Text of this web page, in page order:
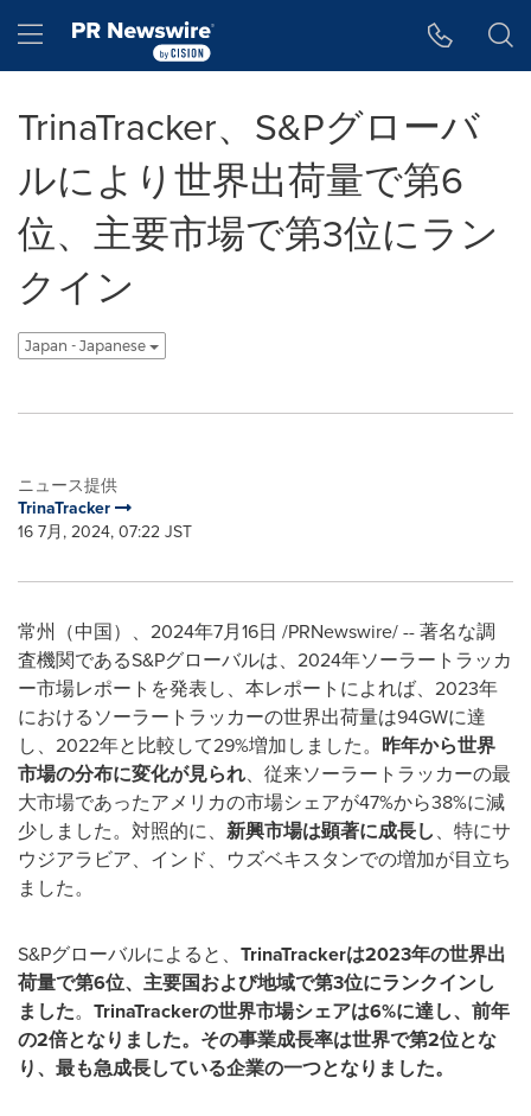
Hamburger menu
TrinaTracker、S&Pグローバ
ルにより世界出荷量で第6
位、主要市場で第3位にラン
クイン
Japan - Japanese
ニュース提供
TrinaTracker
16 7月, 2024, 07:22 JST
常州（中国）、 2024年7月16日 /PRNewswire/ --著名な調
査機関であるS&Pグローバルは、 2024年ソーラートラッカ
ー市場レポートを発表し、本レポートによれば、 2023年
におけるソーラートラッカーの世界出荷量は94GWに達
し、 2022年と比較して29%増加しました。 昨年から世界
市場の分布に変化が見られ、従来ソーラートラッカーの最
大市場であったアメリカの市場シェアが47%から38%に減
少しました。対照的に、 新興市場は顕著に成長し、特にサ
ウジアラビア、インド、ウズベキスタンでの増加が目立ち
ました。
S&Pグローバルによると、 TrinaTrackerは2023年の世界出
荷量で第6位、主要国および地域で第3位にランクインし
ました。 TrinaTrackerの世界市場シェアは6%に達し、前年
の2倍となりました。その事業成長率は世界で第2位とな
り、最も急成長している企業の一つとなりました。